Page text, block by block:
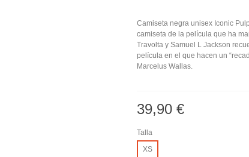
Camiseta negra unisex Iconic
camiseta de la película que ha
Travolta y Samuel L Jackson
película en el que hacen un
Marcelus Wallas.
39,90 €
Talla
XS